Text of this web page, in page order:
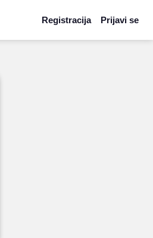
Registracija Prijavi se